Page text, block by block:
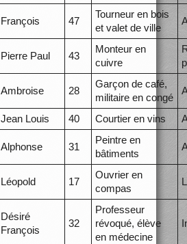
François 47
Tourneur en bois
et valet de ville
Pierre Paul 43
Monteur en
cuivre
Ambroise 28
Garçon de café,
militaire en congé
Jean Louis 40 Courtier en vins
Alphonse 31
Peintre en
bâtiments
Léopold 17
Ouvrier en
compas
Désiré
François
32
Professeur
révoqué, élève
en médecine